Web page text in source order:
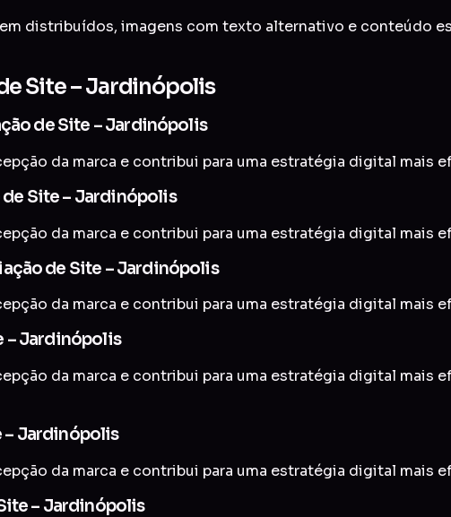
distribuídos, imagens com texto alternativo e conteúdo
Site – Jardinópolis
de Site – Jardinópolis
da marca e contribui para uma estratégia digital mais
de Site – Jardinópolis
da marca e contribui para uma estratégia digital mais
de Site – Jardinópolis
da marca e contribui para uma estratégia digital mais
– Jardinópolis
da marca e contribui para uma estratégia digital mais
– Jardinópolis
da marca e contribui para uma estratégia digital mais
– Jardinópolis